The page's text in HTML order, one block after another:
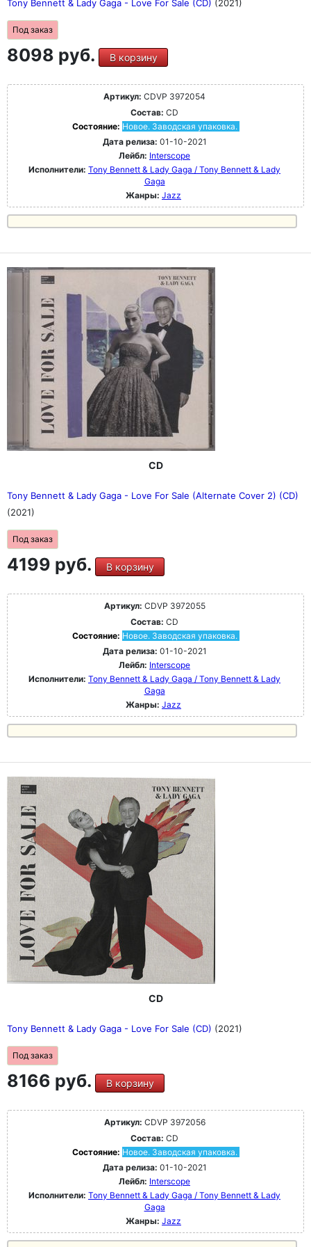
Tony Bennett & Lady Gaga - Love For Sale (CD) (2021)
Под заказ
8098 руб. В корзину
Артикул: CDVP 3972054
Состав: CD
Состояние: Новое. Заводская упаковка.
Дата релиза: 01-10-2021
Лейбл: Interscope
Исполнители: Tony Bennett & Lady Gaga / Tony Bennett & Lady
Gaga
Жанры: Jazz
CD
Tony Bennett & Lady Gaga - Love For Sale (Alternate Cover 2) (CD)
(2021)
Под заказ
4199 руб. В корзину
Артикул: CDVP 3972055
Состав: CD
Состояние: Новое. Заводская упаковка.
Дата релиза: 01-10-2021
Лейбл: Interscope
Исполнители: Tony Bennett & Lady Gaga / Tony Bennett & Lady
Gaga
Жанры: Jazz
CD
Tony Bennett & Lady Gaga - Love For Sale (CD) (2021)
Под заказ
8166 руб. В корзину
Артикул: CDVP 3972056
Состав: CD
Состояние: Новое. Заводская упаковка.
Дата релиза: 01-10-2021
Лейбл: Interscope
Исполнители: Tony Bennett & Lady Gaga / Tony Bennett & Lady
Gaga
Жанры: Jazz